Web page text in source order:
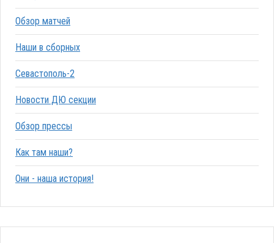
Обзор матчей
Наши в сборных
Севастополь-2
Новости ДЮ секции
Обзор прессы
Как там наши?
Они - наша история!